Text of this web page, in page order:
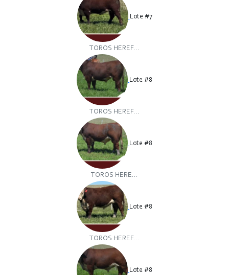
Lote #7
TOROS HEREF...
Lote #8
TOROS HEREF...
Lote #8
TOROS HERE...
Lote #8
TOROS HEREF...
Lote #8